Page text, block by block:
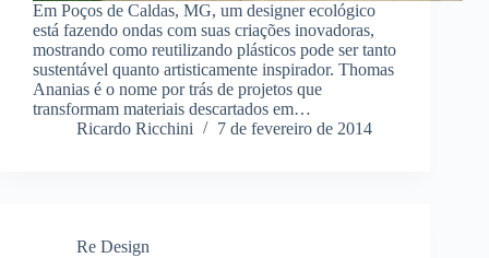
Em Poços de Caldas, MG, um designer ecológico
está fazendo ondas com suas criações inovadoras,
mostrando como reutilizando plásticos pode ser tanto
sustentável quanto artisticamente inspirador. Thomas
Ananias é o nome por trás de projetos que
transformam materiais descartados em…
Ricardo Ricchini
7 de fevereiro de 2014
Re Design